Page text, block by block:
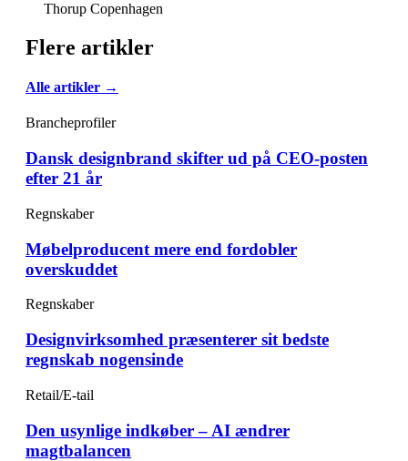
Thorup Copenhagen
Flere artikler
Alle artikler →
Brancheprofiler
Dansk designbrand skifter ud på CEO-posten
efter 21 år
Regnskaber
Møbelproducent mere end fordobler
overskuddet
Regnskaber
Designvirksomhed præsenterer sit bedste
regnskab nogensinde
Retail/E-tail
Den usynlige indkøber – AI ændrer
magtbalancen